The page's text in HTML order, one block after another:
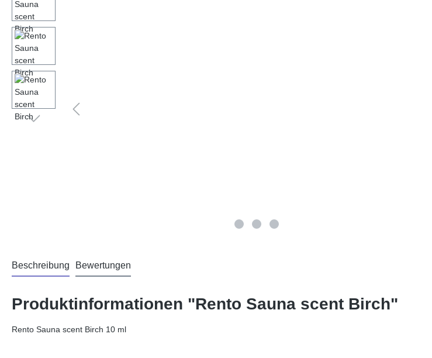
Beschreibung Bewertungen
Produktinformationen "Rento Sauna scent Birch"
Rento Sauna scent Birch 10 ml